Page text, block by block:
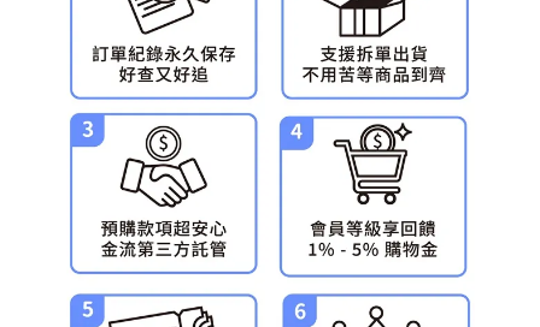
東海門市自取，需自備購物袋取貨唷。